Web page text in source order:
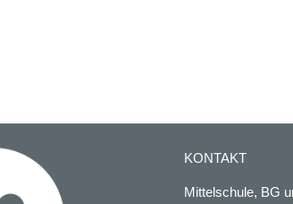
KONTAKT
Mittelschule, BG